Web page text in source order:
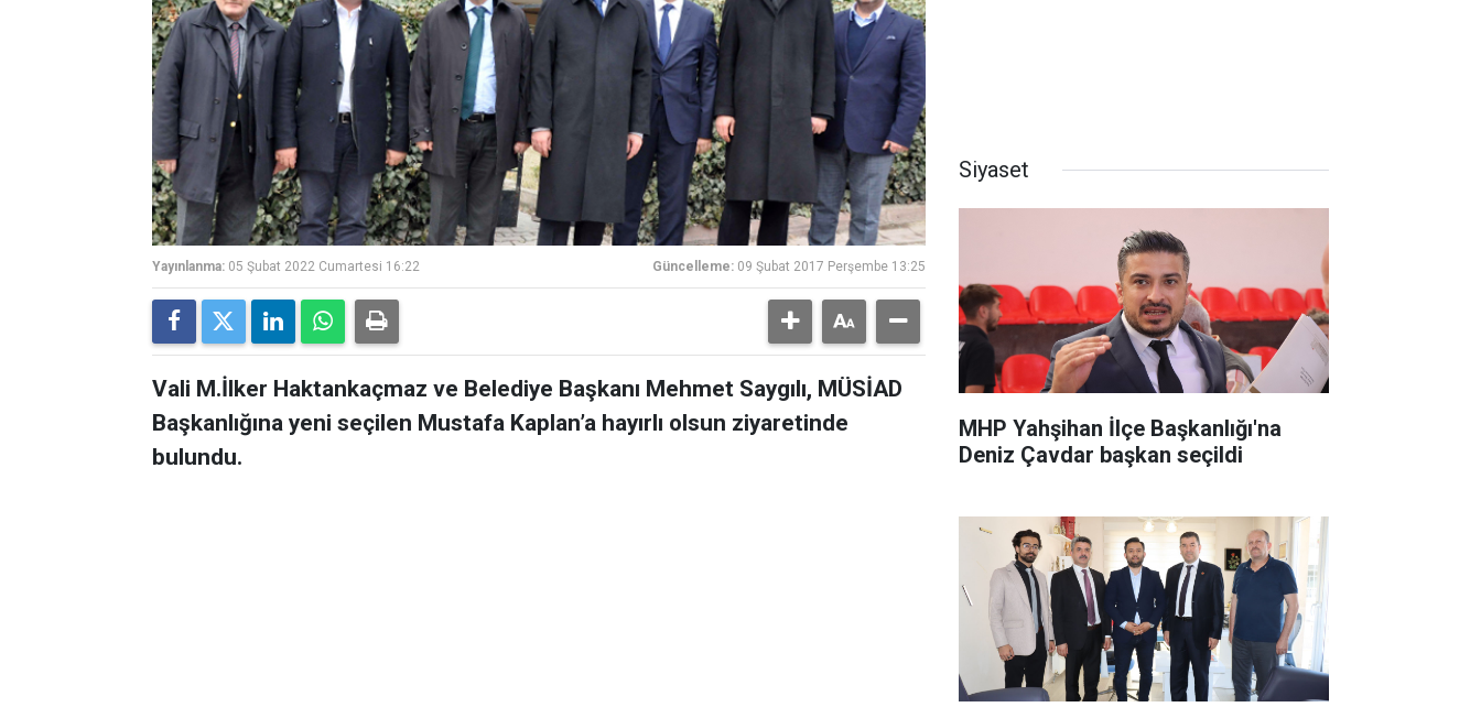
Yayınlanma: 05 Şubat 2022 Cumartesi 16:22 Güncelleme: 09 Şubat 2017 Perşembe 13:25
Vali M.İlker Haktankaçmaz ve Belediye Başkanı Mehmet Saygılı, MÜSİAD
Başkanlığına yeni seçilen Mustafa Kaplan’a hayırlı olsun ziyaretinde
bulundu.
Siyaset
MHP Yahşihan İlçe Başkanlığı'na
Deniz Çavdar başkan seçildi